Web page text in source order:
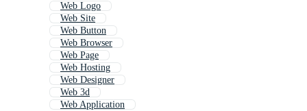
Web Logo
Web Site
Web Button
Web Browser
Web Page
Web Hosting
Web Designer
Web 3d
Web Application